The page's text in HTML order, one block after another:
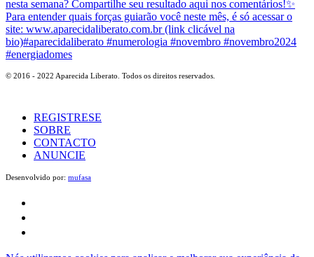
© 2016 - 2022 Aparecida Liberato. Todos os direitos reservados.
REGISTRESE
SOBRE
CONTACTO
ANUNCIE
Desenvolvido por: mufasa